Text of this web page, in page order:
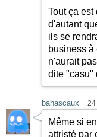
Tout ça est
d'autant
ils se
business à
n'aurait
dite "casu"
bahascaux 24
Même si
attristé par